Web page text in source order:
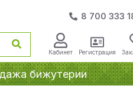
8 700 333
Кабинет Регистрация
бижутерии